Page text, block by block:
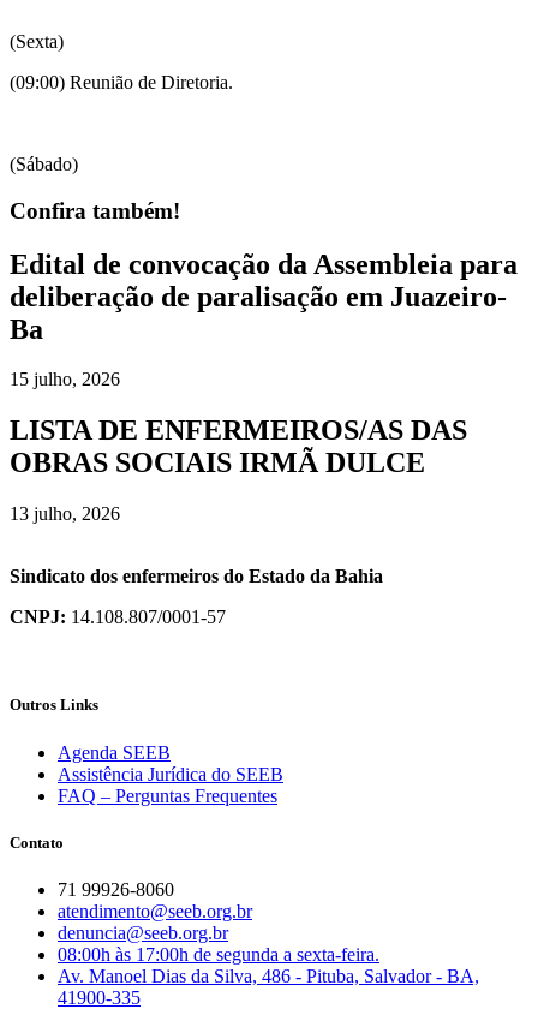
(Sexta)
(09:00) Reunião de Diretoria.
(Sábado)
Confira também!
Edital de convocação da Assembleia para
deliberação de paralisação em Juazeiro-
Ba
15 julho, 2026
LISTA DE ENFERMEIROS/AS DAS
OBRAS SOCIAIS IRMÃ DULCE
13 julho, 2026
Sindicato dos enfermeiros do Estado da Bahia
CNPJ: 14.108.807/0001-57
Outros Links
Agenda SEEB
Assistência Jurídica do SEEB
FAQ – Perguntas Frequentes
Contato
71 99926-8060
atendimento@seeb.org.br
denuncia@seeb.org.br
08:00h às 17:00h de segunda a sexta-feira.
Av. Manoel Dias da Silva, 486 - Pituba, Salvador - BA,
41900-335